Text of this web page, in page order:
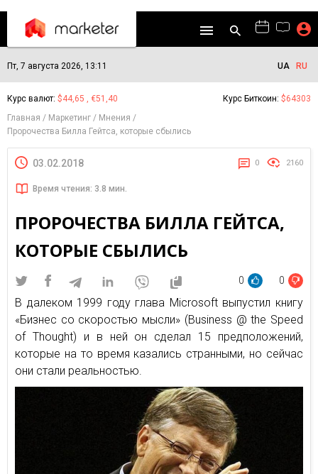
Пт, 7 августа 2026, 13:11 UA RU
Курс валют: $44,65 , €51,40 Курс Биткоин: $64303
Главная
Маркетинг
Мнения
Пророчества Билла Гейтса, которые сбылись
03.02.2018 0 2160
Время чтения: 3.8 мин.
ПРОРОЧЕСТВА БИЛЛА ГЕЙТСА,
КОТОРЫЕ СБЫЛИСЬ
0 0
В далеком 1999 году глава Microsoft выпустил книгу
«Бизнес со скоростью мысли» (Business @ the Speed
of Thought) и в ней он сделал 15 предположений,
которые на то время казались странными, но сейчас
они стали реальностью.